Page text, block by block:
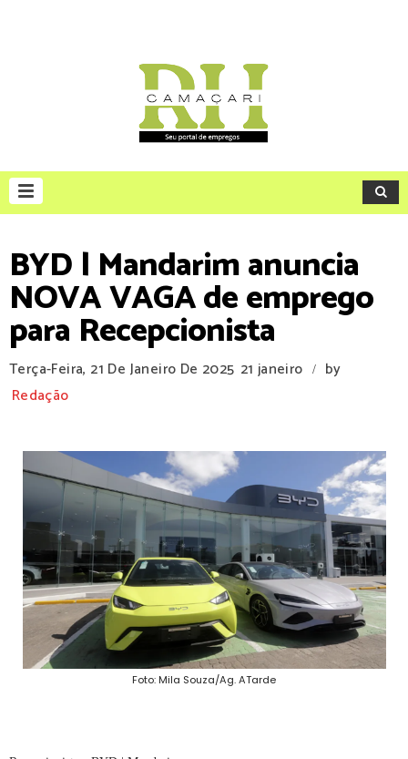
BYD | Mandarim anuncia
NOVA VAGA de emprego
para Recepcionista
Terça-Feira, 21 De Janeiro De 2025 21 janeiro /
by
Redação
Foto: Mila Souza/Ag. ATarde